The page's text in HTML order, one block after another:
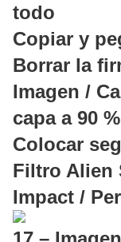
todo
Copiar y
Borrar la
Imagen /
capa a 90 %
Colocar
Filtro Alien
Impact /